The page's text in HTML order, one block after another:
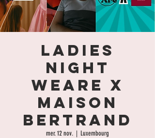
Ladies
Night
WeAre x
Maison
Bertrand
mer. 12 nov.
  |
Luxembourg